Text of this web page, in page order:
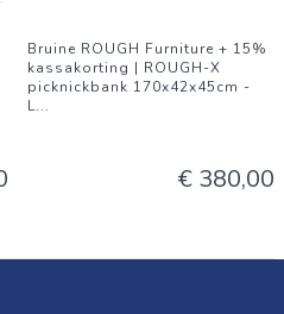
Bruine ROUGH Furniture + 15%
kassakorting | ROUGH-X
picknickbank 170x42x45cm -
L...
€ 380,00